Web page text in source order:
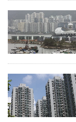
時
事
欄
訂
閱